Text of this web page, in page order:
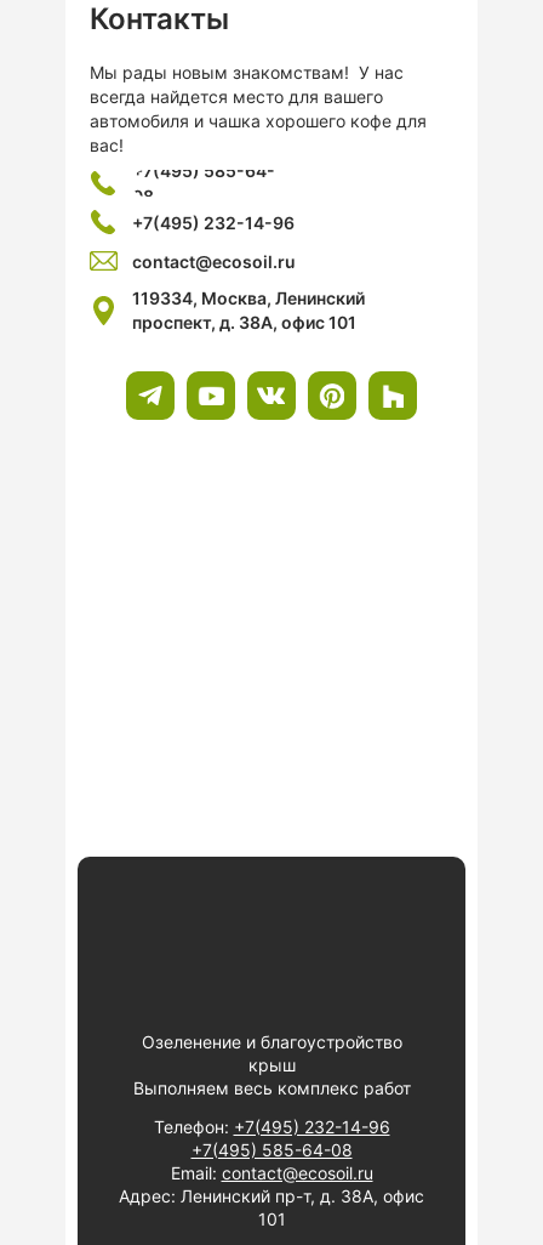
Контакты
Мы рады новым знакомствам! У нас
всегда найдется место для вашего
автомобиля и чашка хорошего кофе для
вас!
119334, Москва, Ленинский
проспект, д. 38А, офис 101
+7(495) 585-64-
08
+7(495) 232-14-96
contact@ecosoil.ru
Телефон: +7(495) 232-14-96
+7(495) 585-64-08
Email: contact@ecosoil.ru
Адрес: Ленинский пр-т, д. 38А, офис
101
Озеленение и благоустройство
крыш
Выполняем весь комплекс работ